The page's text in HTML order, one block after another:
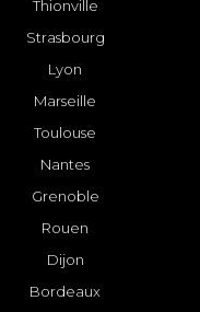
Thionville
Strasbourg
Lyon
Marseille
Toulouse
Nantes
Grenoble
Rouen
Dijon
Bordeaux